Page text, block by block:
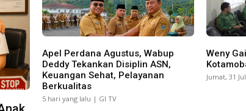
Apel Perdana Agustus, Wabup
Deddy Tekankan Disiplin ASN,
Keuangan Sehat, Pelayanan
Berkualitas
5 hari yang lalu | GI TV
Weny
Jumat, 31